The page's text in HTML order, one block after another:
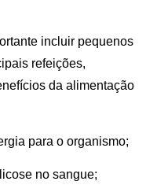
incluir pequenos
refeições,
da alimentação
para o organismo;
no sangue;